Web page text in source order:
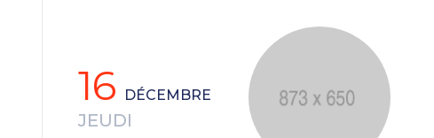
16DÉCEMBRE
JEUDI